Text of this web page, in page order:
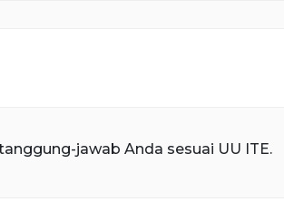
jawab Anda sesuai UU ITE.